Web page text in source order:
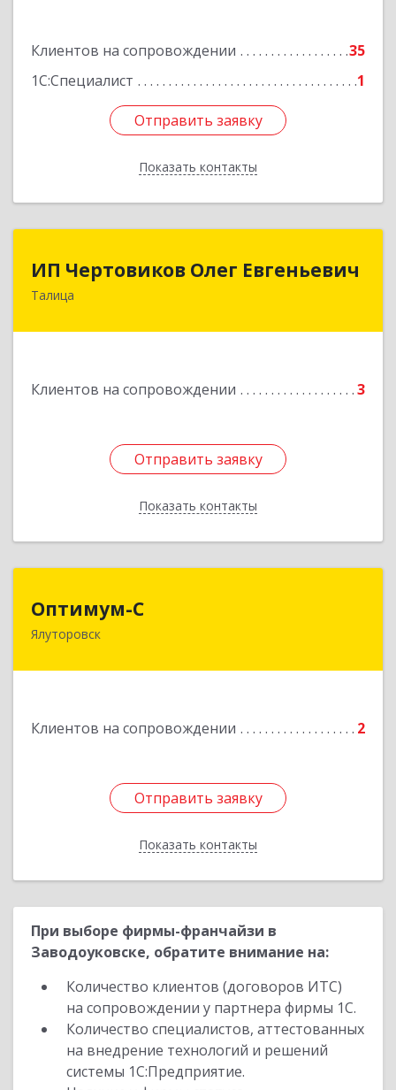
Клиентов на сопровождении
35
1С:Специалист
1
Отправить заявку
Показать контакты
Подробнее
Отправить заявку
Назад
ИП Чертовиков Олег Евгеньевич
Талица
Клиентов на сопровождении 3
Отправить заявку
Показать контакты
623640, Свердловская обл, Талица г, Ленина ул,
Отправить заявку
Назад
Оптимум-С
Ялуторовск
Клиентов на сопровождении 2
Отправить заявку
Показать контакты
Отправить заявку
Назад
При выборе фирмы-франчайзи в
Заводоуковске, обратите внимание на:
Количество клиентов (договоров ИТС)
на сопровождении у партнера фирмы 1С.
Количество специалистов, аттестованных
на внедрение технологий и решений
системы 1С:Предприятие.